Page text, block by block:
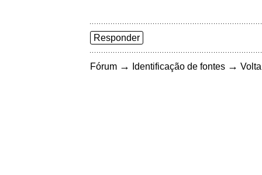
Responder
Fórum → Identificação de fontes →